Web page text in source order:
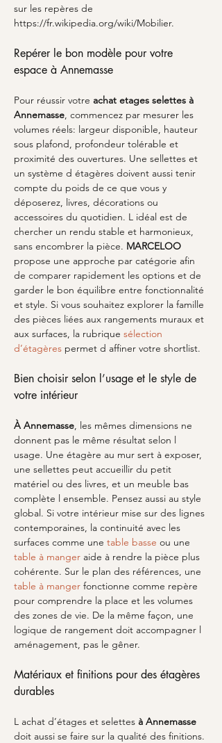
sur les repères de
https://fr.wikipedia.org/wiki/Mobilier.
Repérer le bon modèle pour votre
espace à Annemasse
Pour réussir votre achat etages selettes à
Annemasse, commencez par mesurer les
volumes réels: largeur disponible, hauteur
sous plafond, profondeur tolérable et
proximité des ouvertures. Une sellettes et
un système d étagères doivent aussi tenir
compte du poids de ce que vous y
déposerez, livres, décorations ou
accessoires du quotidien. L idéal est de
chercher un rendu stable et harmonieux,
sans encombrer la pièce. MARCELOO
propose une approche par catégorie afin
de comparer rapidement les options et de
garder le bon équilibre entre fonctionnalité
et style. Si vous souhaitez explorer la famille
des pièces liées aux rangements muraux et
aux surfaces, la rubrique sélection
d’étagères permet d affiner votre shortlist.
Bien choisir selon l’usage et le style de
votre intérieur
À Annemasse, les mêmes dimensions ne
donnent pas le même résultat selon l
usage. Une étagère au mur sert à exposer,
une sellettes peut accueillir du petit
matériel ou des livres, et un meuble bas
complète l ensemble. Pensez aussi au style
global. Si votre intérieur mise sur des lignes
contemporaines, la continuité avec les
surfaces comme une table basse ou une
table à manger aide à rendre la pièce plus
cohérente. Sur le plan des références, une
table à manger fonctionne comme repère
pour comprendre la place et les volumes
des zones de vie. De la même façon, une
logique de rangement doit accompagner l
aménagement, pas le gêner.
Matériaux et finitions pour des étagères
durables
L achat d’étages et selettes à Annemasse
doit aussi se faire sur la qualité des finitions.